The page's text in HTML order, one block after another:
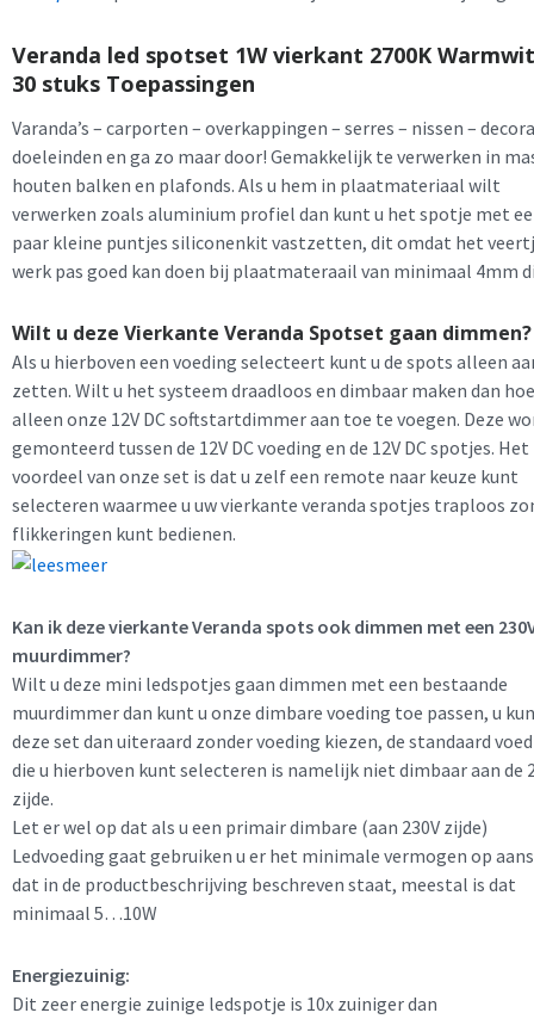
Veranda led spotset 1W vierkant 2700K
30 stuks Toepassingen
Varanda’s – carporten – overkappingen – serres – nissen –
doeleinden en ga zo maar door! Gemakkelijk te verwerken in
houten balken en plafonds. Als u hem in plaatmateriaal wilt
verwerken zoals aluminium profiel dan kunt u het spotje met
paar kleine puntjes siliconenkit vastzetten, dit omdat het
werk pas goed kan doen bij plaatmateraail van minimaal 4mm
Wilt u deze Vierkante Veranda Spotset gaan dimmen?
Als u hierboven een voeding selecteert kunt u de spots alleen
zetten. Wilt u het systeem draadloos en dimbaar maken dan
alleen onze 12V DC softstartdimmer aan toe te voegen. Deze
gemonteerd tussen de 12V DC voeding en de 12V DC spotjes. Het
voordeel van onze set is dat u zelf een remote naar keuze kunt
selecteren waarmee u uw vierkante veranda spotjes traploos
flikkeringen kunt bedienen.
Kan ik deze vierkante Veranda spots ook dimmen met een
muurdimmer?
Wilt u deze mini ledspotjes gaan dimmen met een bestaande
muurdimmer dan kunt u onze dimbare voeding toe passen, u
deze set dan uiteraard zonder voeding kiezen, de standaard
die u hierboven kunt selecteren is namelijk niet dimbaar aan de
zijde.
Let er wel op dat als u een primair dimbare (aan 230V zijde)
Ledvoeding gaat gebruiken u er het minimale vermogen op
dat in de productbeschrijving beschreven staat, meestal is dat
minimaal 5…10W
Energiezuinig:
Dit zeer energie zuinige ledspotje is 10x zuiniger dan